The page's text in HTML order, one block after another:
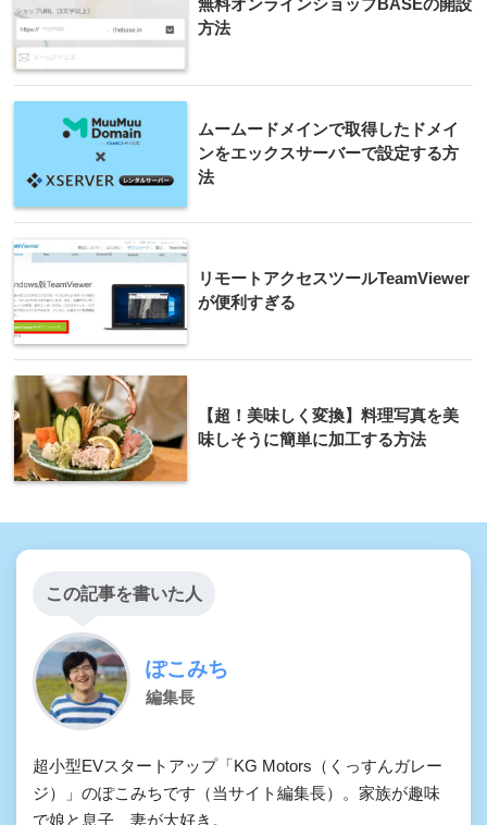
無料オンラインショップBASEの開設
方法
ムームードメインで取得したドメイ
ンをエックスサーバーで設定する方
法
リモートアクセスツールTeamViewer
が便利すぎる
【超！美味しく変換】料理写真を美
味しそうに簡単に加工する方法
この記事を書いた人
ぽこみち
編集長
超小型EVスタートアップ「KG Motors（くっすんガレー
ジ）」のぽこみちです（当サイト編集長）。家族が趣味
で娘と息子、妻が大好き。